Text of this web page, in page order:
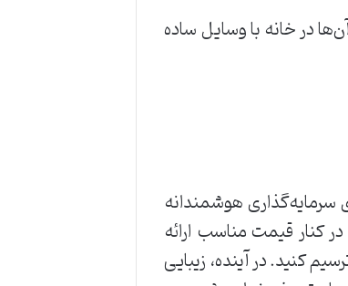
در خانه با وسایل ساده
سرمایه‌گذاری هوشمندانه
کنار قیمت مناسب ارائه
کنید. در آینده، زیبایی